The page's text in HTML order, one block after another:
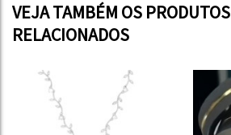
VEJA TAMBÉM OS PRODUTOS
RELACIONADOS